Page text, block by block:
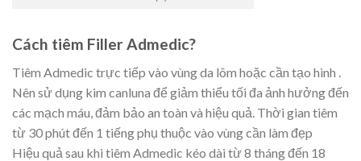
Cách tiêm Filler Admedic?
Tiêm Admedic trực tiếp vào vùng da lõm hoặc cần tạo hình .
Nên sử dụng kim canluna để giảm thiểu tối đa ảnh hưởng đến
các mạch máu, đảm bảo an toàn và hiệu quả. Thời gian tiêm
từ 30 phút đến 1 tiếng phụ thuộc vào vùng cần làm đẹp
Hiệu quả sau khi tiêm Admedic kéo dài từ 8 tháng đến 18